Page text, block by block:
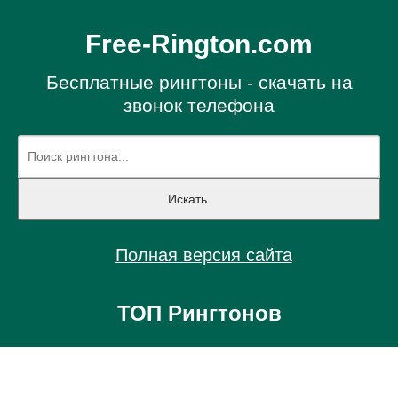
Free-Rington.com
Бесплатные рингтоны - скачать на
звонок телефона
Полная версия сайта
ТОП Рингтонов